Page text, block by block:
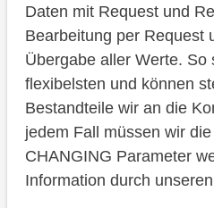
Daten mit Request und
Bearbeitung per Request
Übergabe aller Werte. So
flexibelsten und können
Bestandteile wir an die
jedem Fall müssen wir
CHANGING Parameter
Information durch